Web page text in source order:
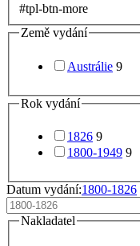
#tpl-btn-more
Země vydání
Austrálie 9
Rok vydání
1826 9
1800-1949 9
Datum vydání:1800-1826
Nakladatel